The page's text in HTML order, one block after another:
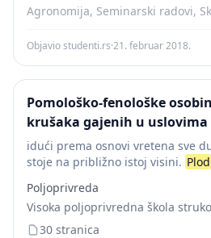
Agronomija, Seminarski radovi,
Objavio studenti.rs·21. februar 2018.
Pomološko-fenološke
krušaka gajenih u uslovima
idući prema osnovi vretena sve
stoje na približno istoj visini. Plod
iz...
Poljoprivreda
Visoka poljoprivredna škola
30 stranica